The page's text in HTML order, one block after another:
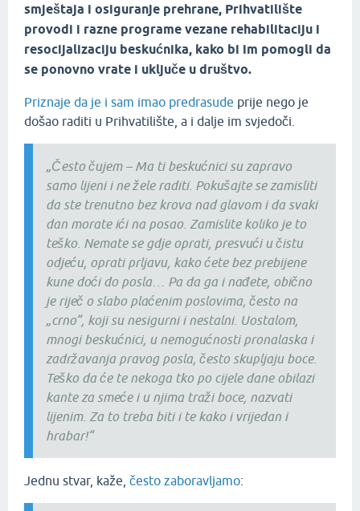
smještaja i osiguranje prehrane, Prihvatilište
provodi i razne programe vezane rehabilitaciju i
resocijalizaciju beskućnika, kako bi im pomogli da
se ponovno vrate i uključe u društvo.
Priznaje da je i sam imao predrasude prije nego je
došao raditi u Prihvatilište, a i dalje im svjedoči.
„Često čujem – Ma ti beskućnici su zapravo
samo lijeni i ne žele raditi. Pokušajte se zamisliti
da ste trenutno bez krova nad glavom i da svaki
dan morate ići na posao. Zamislite koliko je to
teško. Nemate se gdje oprati, presvući u čistu
odjeću, oprati prljavu, kako ćete bez prebijene
kune doći do posla… Pa da ga i nađete, obično
je riječ o slabo plaćenim poslovima, često na
„crno“, koji su nesigurni i nestalni. Uostalom,
mnogi beskućnici, u nemogućnosti pronalaska i
zadržavanja pravog posla, često skupljaju boce.
Teško da će te nekoga tko po cijele dane obilazi
kante za smeće i u njima traži boce, nazvati
lijenim. Za to treba biti i te kako i vrijedan i
hrabar!“
Jednu stvar, kaže, često zaboravljamo: